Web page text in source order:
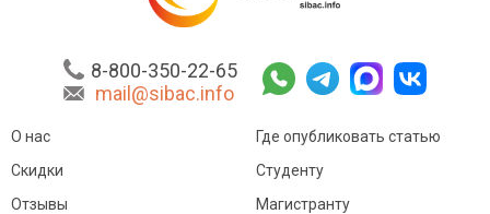
8-800-350-22-65
mail@sibac.info
О нас
Скидки
Отзывы
Где опубликовать статью
Студенту
Магистранту